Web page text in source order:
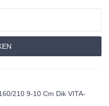
210 9-10 Cm Dik VITA-